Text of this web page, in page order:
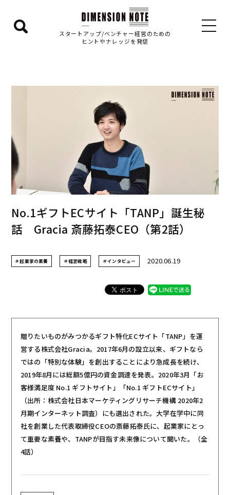
検
を
スタートアップ/ベンチャー経営のための
ヒントやナレッジを発信
No.1ギフトECサイト「TANP」誕生秘
話 Gracia 斎藤拓泰CEO（第2話）
＃起業家の素養 ＃経営戦略 ＃インタビュー 2020.06.19
贈りたいものがみつかるギフト特化ECサイト「TANP」を運
営する株式会社Gracia。2017年6月の設立以来、ギフトなら
ではの「特別な体験」を創出することにより急成長を続け、
2019年8月には総額5億円の資金調達を発表。2020年3月「お
客様満足度 No.1 ギフトサイト」「No.1 ギフトECサイト」
（出所：株式会社日本マーケティングリサーチ機構 2020年2
月期インターネット調査）にも選出された。大学在学中に同
社を創業した代表取締役CEOの斎藤拓泰氏に、起業家にとっ
て重要な素養や、TANPが目指す未来像について聞いた。（全
4話）